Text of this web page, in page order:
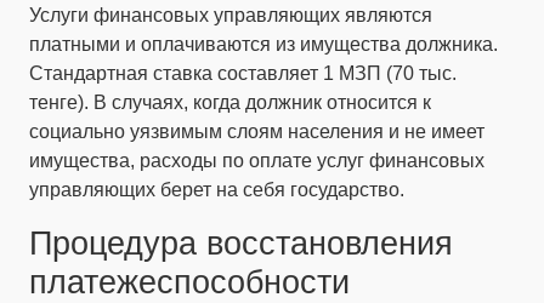
Услуги финансовых управляющих являются
платными и оплачиваются из имущества должника.
Стандартная ставка составляет 1 МЗП (70 тыс.
тенге). В случаях, когда должник относится к
социально уязвимым слоям населения и не имеет
имущества, расходы по оплате услуг финансовых
управляющих берет на себя государство.
Процедура восстановления
платежеспособности